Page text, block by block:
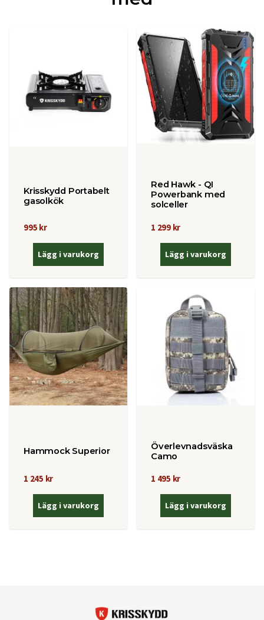
Krisskydd Portabelt
gasolkök
995 kr
Lägg i varukorg
Red Hawk - QI
Powerbank med
solceller
1 299 kr
Lägg i varukorg
Hammock Superior
1 245 kr
Lägg i varukorg
Överlevnadsväska
Camo
1 495 kr
Lägg i varukorg